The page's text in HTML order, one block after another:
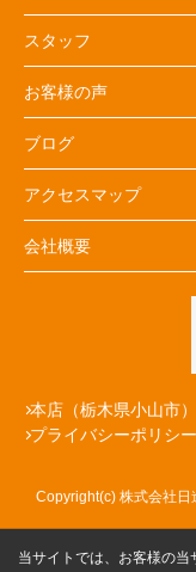
スタッフ
お客様の声
ブログ
アクセスマップ
会社概要
本店（栃木県小山市）
プライバシーポリシー
Copyright(c) 株式会社
当サイトでは、お客様の当